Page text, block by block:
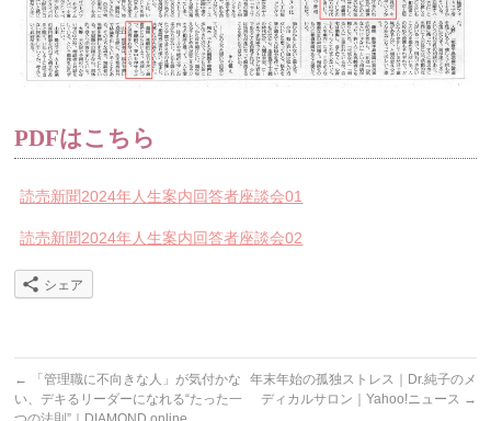
PDFはこちら
読売新聞2024年人生案内回答者座談会01
読売新聞2024年人生案内回答者座談会02
シェア
←
「管理職に不向きな人」が気付かな
い、デキるリーダーになれる“たった一
年末年始の孤独ストレス｜Dr.純子のメ
ディカルサロン｜Yahoo!ニュース →